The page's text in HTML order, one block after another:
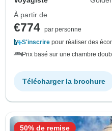
À partir de
€774 par personne
S'inscrire pour réaliser des
Prix basé sur une chambre
Télécharger la brochure
50% de remise